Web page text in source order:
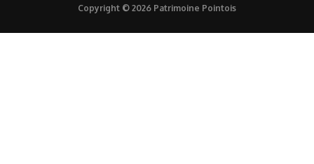
Copyright © 2026 Patrimoine Pointois